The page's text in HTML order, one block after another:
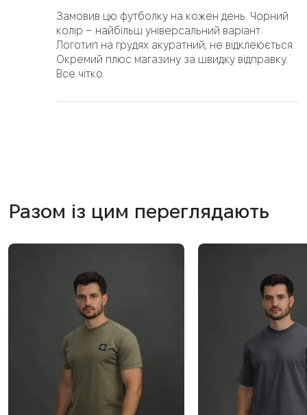
в5з 5
Замовив цю футболку на кожен день. Чорний
колір – найбільш універсальний варіант.
Логотип на грудях акуратний, не відклеюється.
Окремий плюс магазину за швидку відправку.
Все чітко.
Разом із цим переглядають